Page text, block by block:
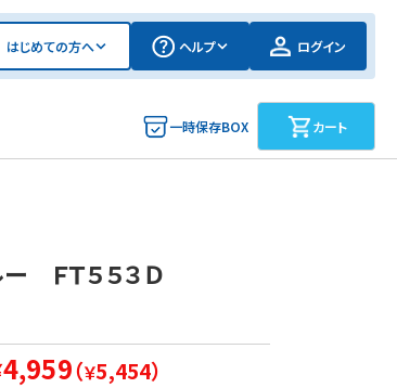
はじめての方へ ヘルプ ログイン
一時保存BOX カート
ＦＴ５５３Ｄ
4,959（￥5,454）